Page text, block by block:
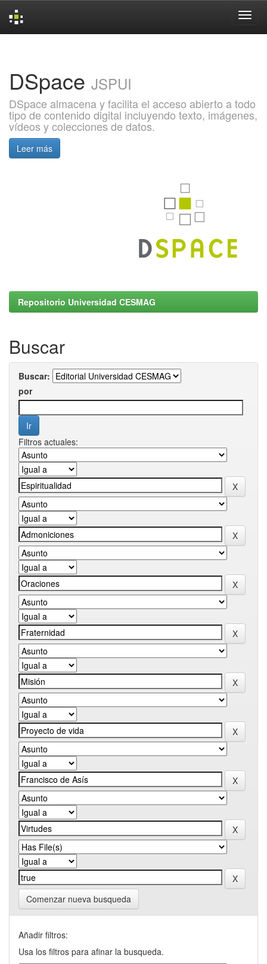
DSpace JSPUI
DSpace almacena y facilita el acceso abierto a todo
tipo de contenido digital incluyendo texto, imágenes,
vídeos y colecciones de datos.
Leer más
Repositorio Universidad CESMAG
Buscar
Buscar:
por
Filtros actuales:
Comenzar nueva busqueda
Añadir filtros:
Usa los filtros para afinar la busqueda.